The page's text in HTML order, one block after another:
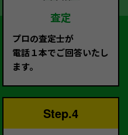
査定
プロの査定士が
電話１本でご回答いたし
ます。
Step.4